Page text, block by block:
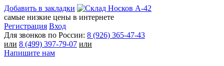
Добавить в закладки
самые низкие цены в интернете
Регистрация Вход
Для звонков по России: 8 (926) 365-47-43
или 8 (499) 397-79-07 или
Напишите нам